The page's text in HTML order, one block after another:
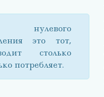
это тот,
столько
потребляет.